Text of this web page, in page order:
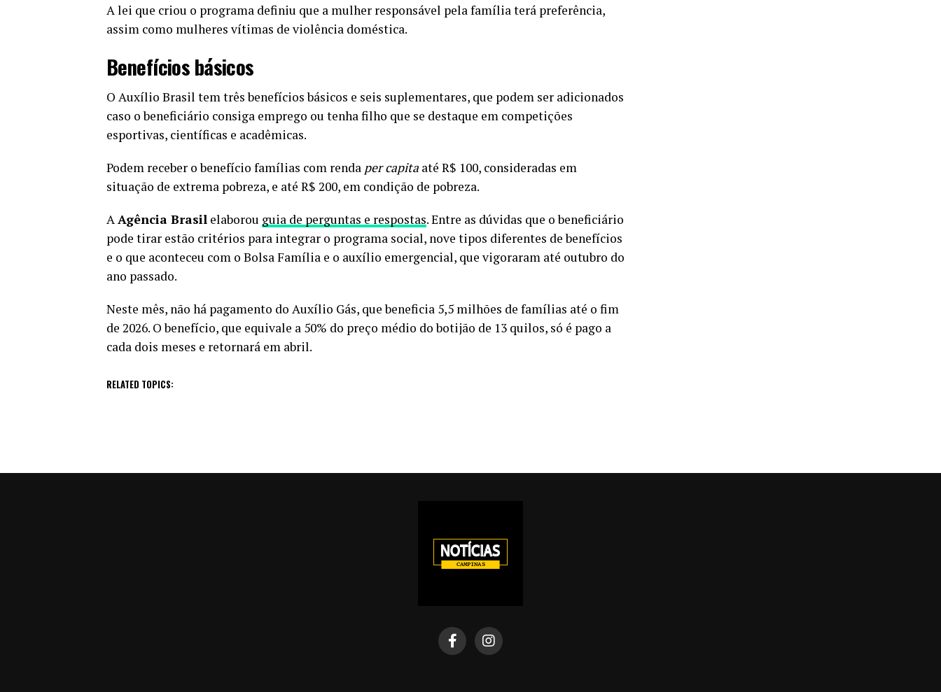
A lei que criou o programa definiu que a mulher responsável pela família terá preferência,
assim como mulheres vítimas de violência doméstica.
Benefícios básicos
O Auxílio Brasil tem três benefícios básicos e seis suplementares, que podem ser adicionados
caso o beneficiário consiga emprego ou tenha filho que se destaque em competições
esportivas, científicas e acadêmicas.
Podem receber o benefício famílias com renda per capita até R$ 100, consideradas em
situação de extrema pobreza, e até R$ 200, em condição de pobreza.
AAgência Brasil elaborou guia de perguntas e respostas. Entre as dúvidas que o beneficiário
pode tirar estão critérios para integrar o programa social, nove tipos diferentes de benefícios
e o que aconteceu com o Bolsa Família e o auxílio emergencial, que vigoraram até outubro do
ano passado.
Neste mês, não há pagamento do Auxílio Gás, que beneficia 5,5 milhões de famílias até o fim
de 2026. O benefício, que equivale a 50% do preço médio do botijão de 13 quilos, só é pago a
cada dois meses e retornará em abril.
RELATED TOPICS: